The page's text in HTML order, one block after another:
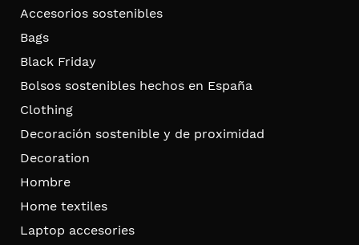
Accesorios sostenibles
Bags
Black Friday
Bolsos sostenibles hechos en España
Clothing
Decoración sostenible y de proximidad
Decoration
Hombre
Home textiles
Laptop accesories